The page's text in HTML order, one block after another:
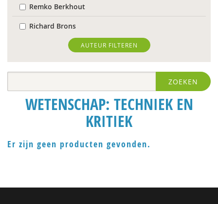
Remko Berkhout
Richard Brons
Ria Brouwers
Laura Capitaine
Bram De Jonge
Trudy Dehue
AUTEUR FILTEREN
ZOEKEN
WETENSCHAP: TECHNIEK EN
KRITIEK
Er zijn geen producten gevonden.